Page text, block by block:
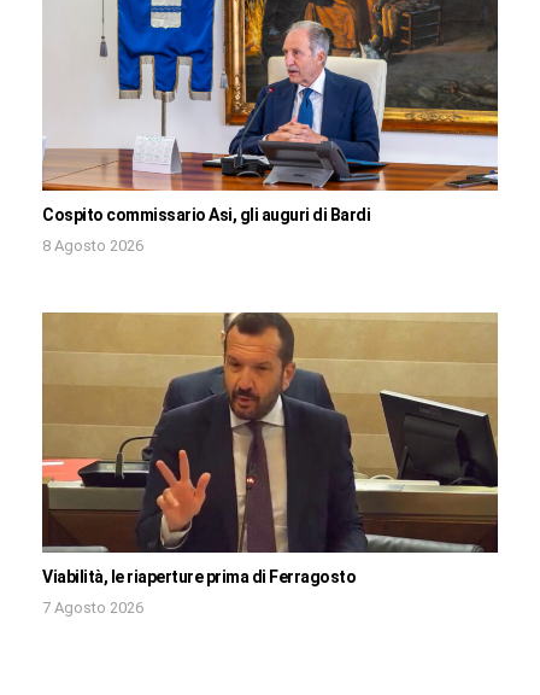
Cospito commissario Asi, gli auguri di Bardi
8 Agosto 2026
Viabilità, le riaperture prima di Ferragosto
7 Agosto 2026